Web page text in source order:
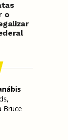
o
Bruce